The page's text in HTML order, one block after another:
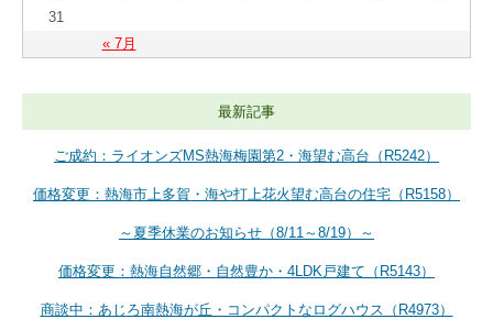
« 7月
31
最新記事
ご成約：ライオンズMS熱海梅園第2・海望む高台（R5242）
価格変更：熱海市上多賀・海や打上花火望む高台の住宅（R5158）
～夏季休業のお知らせ（8/11～8/19）～
価格変更：熱海自然郷・自然豊か・4LDK戸建て（R5143）
商談中：あじろ南熱海が丘・コンパクトなログハウス（R4973）